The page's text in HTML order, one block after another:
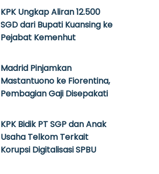
KPK Ungkap Aliran 12.500
SGD dari Bupati Kuansing ke
Pejabat Kemenhut
Madrid Pinjamkan
Mastantuono ke Fiorentina,
Pembagian Gaji Disepakati
KPK Bidik PT SGP dan Anak
Usaha Telkom Terkait
Korupsi Digitalisasi SPBU